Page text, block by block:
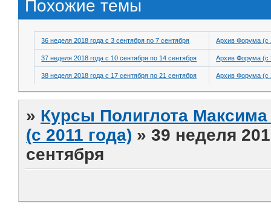
Похожие темы
36 неделя 2018 года с 3 сентября по 7 сентября Архив Форума (с
37 неделя 2018 года с 10 сентября по 14 сентября Архив Форума (с
38 неделя 2018 года с 17 сентября по 21 сентября Архив Форума (с
» Курсы Полиглота
(с 2011 года) »39 неделя
сентября